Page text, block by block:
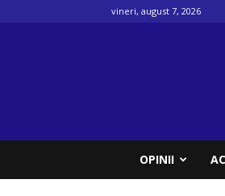
vineri, august 7, 2026
OPINII